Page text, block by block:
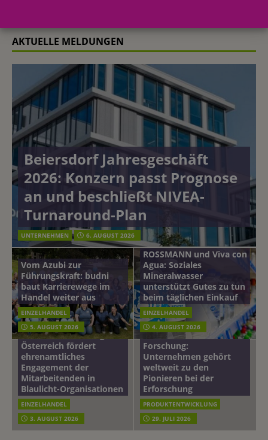
AKTUELLE MELDUNGEN
Beiersdorf Jahresgeschäft
2026: Konzern passt Prognose
an und beschließt NIVEA-
Turnaround-Plan
UNTERNEHMEN 6. AUGUST 2026
Vom Azubi zur
Führungskraft: budni
baut Karrierewege im
Handel weiter aus
EINZELHANDEL
5. AUGUST 2026
ROSSMANN und Viva con
Agua: Soziales
Mineralwasser
unterstützt Gutes zu tun
beim täglichen Einkauf
EINZELHANDEL
4. AUGUST 2026
mehr vom leben tag: dm
Österreich fördert
ehrenamtliches
Engagement der
Mitarbeitenden in
Blaulicht-Organisationen
EINZELHANDEL
3. AUGUST 2026
Beiersdorf
Hautmikrobiom-
Forschung:
Unternehmen gehört
weltweit zu den
Pionieren bei der
Erforschung
PRODUKTENTWICKLUNG
29. JULI 2026